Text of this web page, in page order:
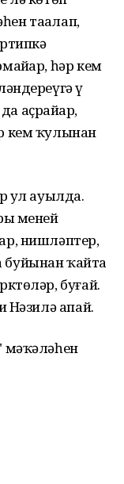
таҙалап,
һәр кем
үҙ
аҫрайҙар,
кем ҡулынан
ул ауылда.
меней
нишләптер,
ҡайта
буғай.
Нәзилә апай.
мәҡәләһен